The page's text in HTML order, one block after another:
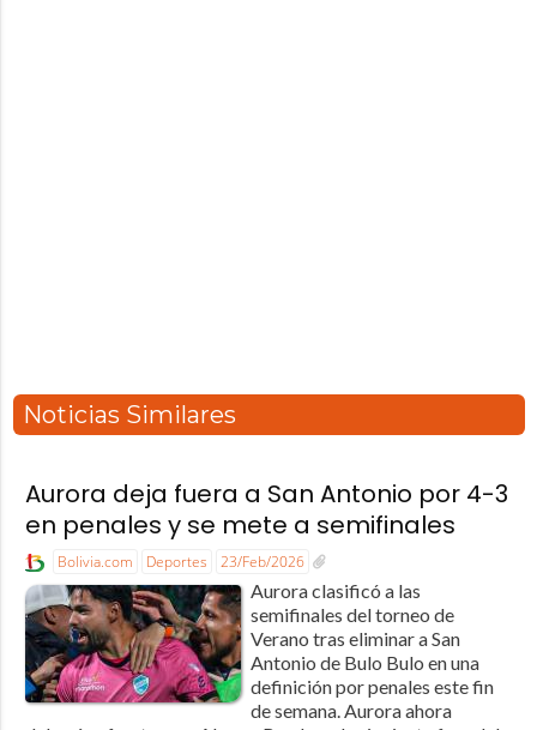
Noticias Similares
Aurora deja fuera a San Antonio por 4-3
en penales y se mete a semifinales
Bolivia.com Deportes 23/Feb/2026
Aurora clasificó a las
semifinales del torneo de
Verano tras eliminar a San
Antonio de Bulo Bulo en una
definición por penales este fin
de semana. Aurora ahora